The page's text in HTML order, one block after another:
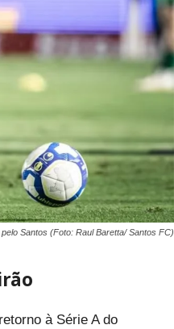
Santos (Foto: Raul Baretta/ Santos FC)
à Série A do